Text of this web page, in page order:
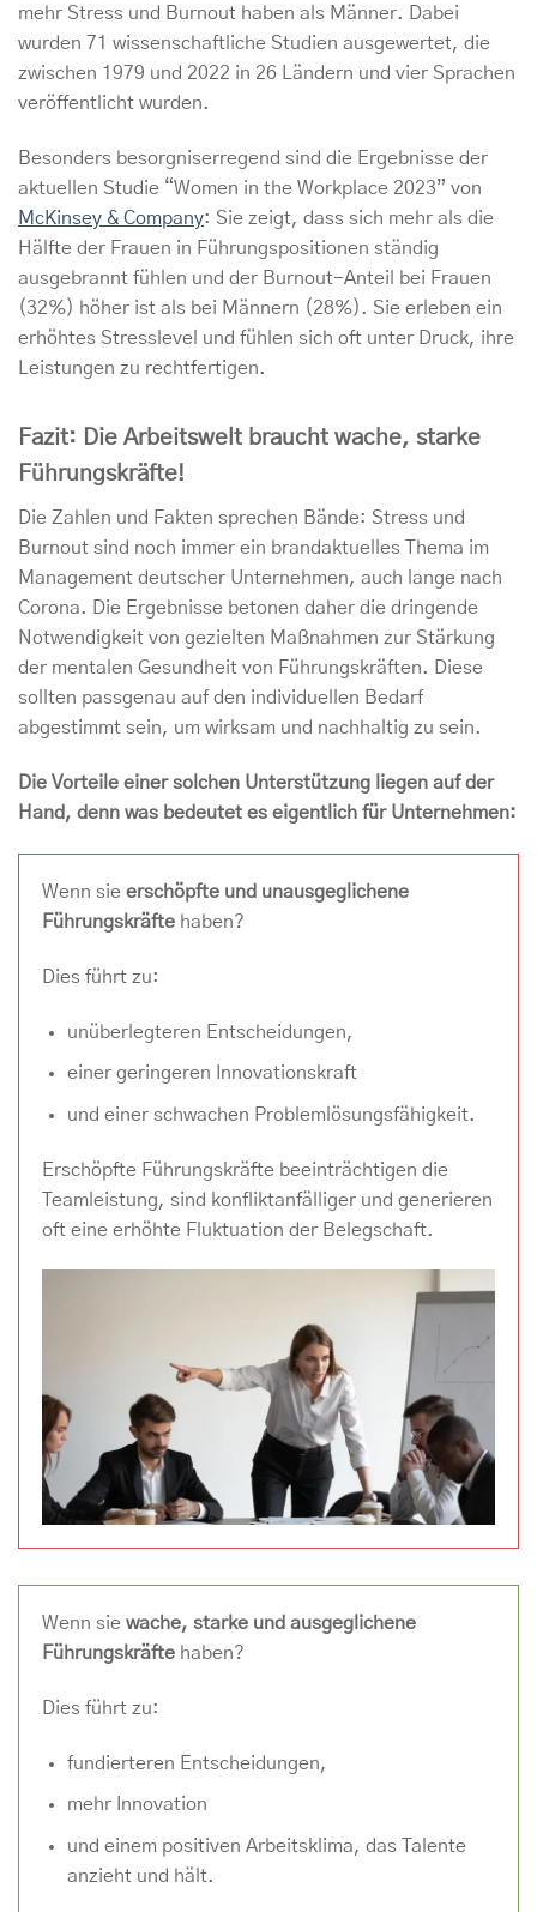
mehr Stress und Burnout haben als Männer. Dabei
wurden 71 wissenschaftliche Studien ausgewertet, die
zwischen 1979 und 2022 in 26 Ländern und vier Sprachen
veröffentlicht wurden.
Besonders besorgniserregend sind die Ergebnisse der
aktuellen Studie “Women in the Workplace 2023” von
McKinsey & Company: Sie zeigt, dass sich mehr als die
Hälfte der Frauen in Führungspositionen ständig
ausgebrannt fühlen und der Burnout-Anteil bei Frauen
(32%) höher ist als bei Männern (28%). Sie erleben ein
erhöhtes Stresslevel und fühlen sich oft unter Druck, ihre
Leistungen zu rechtfertigen.
Fazit: Die Arbeitswelt braucht wache, starke
Führungskräfte!
Die Zahlen und Fakten sprechen Bände: Stress und
Burnout sind noch immer ein brandaktuelles Thema im
Management deutscher Unternehmen, auch lange nach
Corona. Die Ergebnisse betonen daher die dringende
Notwendigkeit von gezielten Maßnahmen zur Stärkung
der mentalen Gesundheit von Führungskräften. Diese
sollten passgenau auf den individuellen Bedarf
abgestimmt sein, um wirksam und nachhaltig zu sein.
Die Vorteile einer solchen Unterstützung liegen auf der
Hand, denn was bedeutet es eigentlich für Unternehmen:
Wenn sie erschöpfte und unausgeglichene
Führungskräfte haben?
Dies führt zu:
unüberlegteren Entscheidungen,
einer geringeren Innovationskraft
und einer schwachen Problemlösungsfähigkeit.
Erschöpfte Führungskräfte beeinträchtigen die
Teamleistung, sind konfliktanfälliger und generieren
oft eine erhöhte Fluktuation der Belegschaft.
Wenn sie wache, starke und ausgeglichene
Führungskräfte haben?
Dies führt zu:
fundierteren Entscheidungen,
mehr Innovation
und einem positiven Arbeitsklima, das Talente
anzieht und hält.